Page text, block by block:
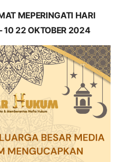
MEPERINGATI HARI
10 22 OKTOBER 2024